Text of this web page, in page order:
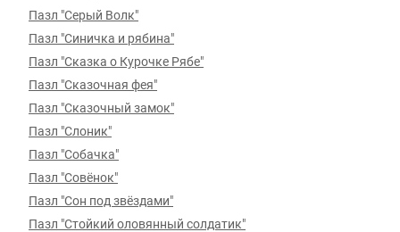
Пазл "Серый Волк"
Пазл "Синичка и рябина"
Пазл "Сказка о Курочке Рябе"
Пазл "Сказочная фея"
Пазл "Сказочный замок"
Пазл "Слоник"
Пазл "Собачка"
Пазл "Совёнок"
Пазл "Сон под звёздами"
Пазл "Стойкий оловянный солдатик"